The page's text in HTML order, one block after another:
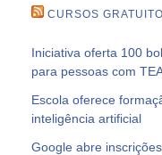
CURSOS
Iniciativa oferta 100
para pessoas com
Escola oferece
inteligência artificial
Google abre